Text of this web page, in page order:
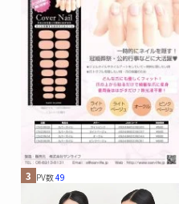
3 PV数49